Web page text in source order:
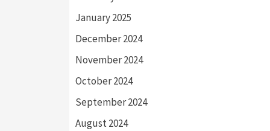
January 2025
December 2024
November 2024
October 2024
September 2024
August 2024